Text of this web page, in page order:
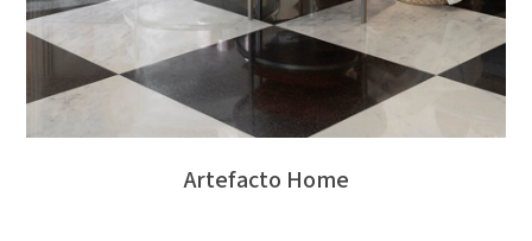
Artefacto Home